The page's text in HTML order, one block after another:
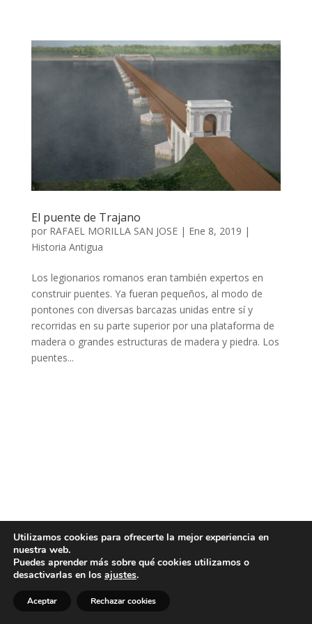
El puente de Trajano
por RAFAEL MORILLA SAN JOSE| Ene 8, 2019 |
Historia Antigua
Los legionarios romanos eran también expertos en
construir puentes. Ya fueran pequeños, al modo de
pontones con diversas barcazas unidas entre sí y
recorridas en su parte superior por una plataforma de
madera o grandes estructuras de madera y piedra. Los
puentes...
Utilizamos cookies para ofrecerte la mejor experiencia en
nuestra web.
Puedes aprender más sobre qué cookies utilizamos o
desactivarlas en los ajustes.
Aceptar Rechazar cookies